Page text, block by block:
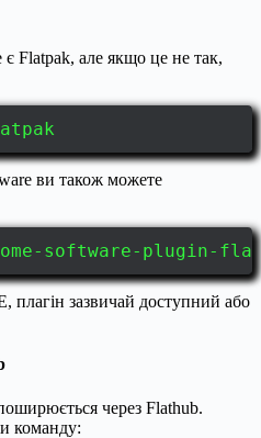
Flatpak, але якщо це не так,
ви також можете
software-plugin-
плагін зазвичай доступний або
через Flathub.
команду: